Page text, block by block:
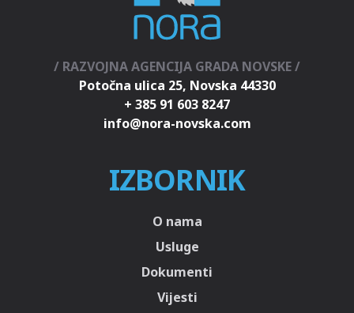
/ RAZVOJNA AGENCIJA GRADA NOVSKE /
Potočna ulica 25, Novska 44330
+ 385 91 603 8247
IZBORNIK
O nama
Usluge
Dokumenti
Vijesti